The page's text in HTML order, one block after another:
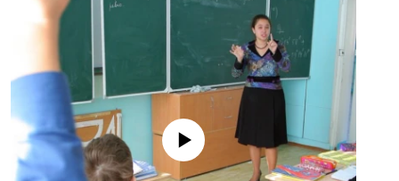
No media source currently available